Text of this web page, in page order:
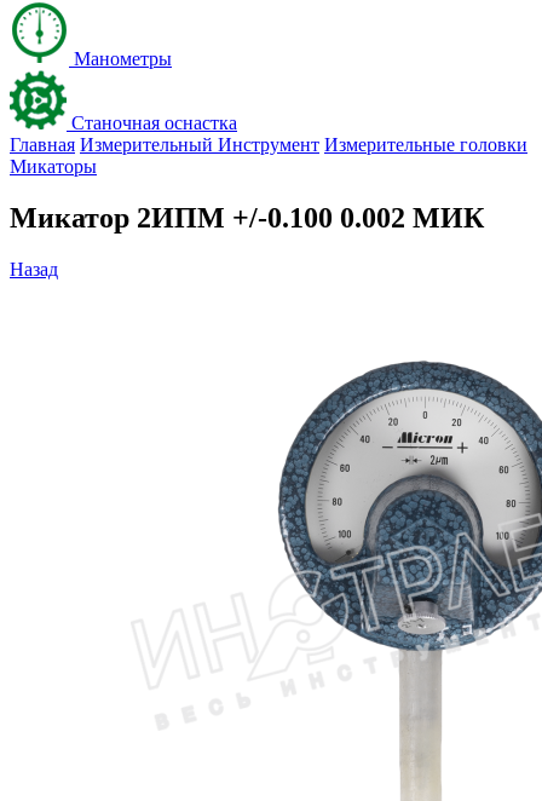
Манометры
Станочная оснастка
Главная Измерительный Инструмент Измерительные головки
Микаторы
Микатор 2ИПМ +/-0.100 0.002 МИК
Назад